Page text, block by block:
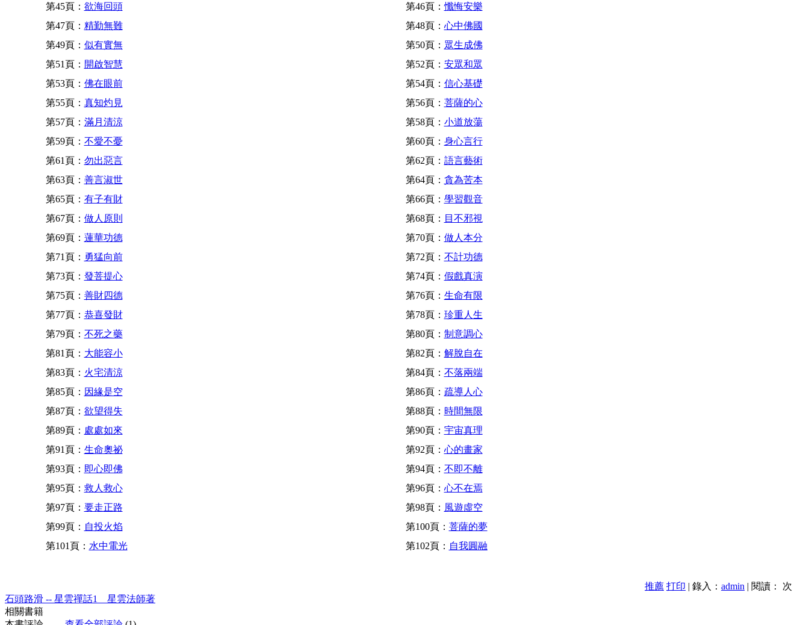
第45頁： 欲海回頭 第46頁：懺悔安樂
第47頁： 精勤無難 第48頁： 心中佛國
第49頁： 似有實無 第50頁： 眾生成佛
第51頁： 開啟智慧 第52頁： 安眾和眾
第53頁： 佛在眼前 第54頁： 信心基礎
第55頁： 真知灼見 第56頁： 菩薩的心
第57頁： 滿月清涼 第58頁： 小道放蕩
第59頁： 不愛不憂 第60頁： 身心言行
第61頁： 勿出惡言 第62頁： 語言藝術
第63頁： 善言淑世 第64頁： 貪為苦本
第65頁： 有子有財 第66頁： 學習觀音
第67頁： 做人原則 第68頁： 目不邪視
第69頁： 蓮華功德 第70頁： 做人本分
第71頁： 勇猛向前 第72頁： 不計功德
第73頁： 發菩提心 第74頁： 假戲真演
第75頁： 善財四德 第76頁： 生命有限
第77頁： 恭喜發財 第78頁： 珍重人生
第79頁： 不死之藥 第80頁： 制意調心
第81頁： 大能容小 第82頁： 解脫自在
第83頁： 火宅清涼 第84頁： 不落兩端
第85頁： 因緣是空 第86頁： 疏導人心
第87頁： 欲望得失 第88頁： 時間無限
第89頁： 處處如來 第90頁： 宇宙真理
第91頁： 生命奧祕 第92頁： 心的畫家
第93頁： 即心即佛 第94頁： 不即不離
第95頁： 救人救心 第96頁： 心不在焉
第97頁： 要走正路 第98頁： 風遊虛空
第99頁： 自投火焰 第100頁： 菩薩的夢
第101頁： 水中電光 第102頁： 自我圓融
推薦 打印 | 錄入： admin | 閱讀：
次
石頭路滑 -- 星雲禪話1 星雲法師著
相關書籍